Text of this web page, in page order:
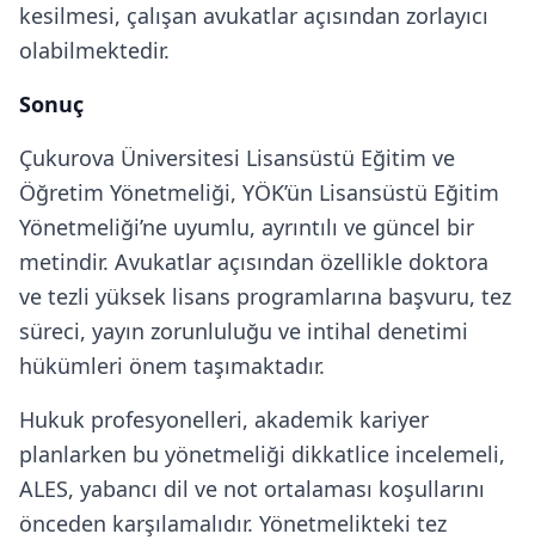
kesilmesi, çalışan avukatlar açısından zorlayıcı
olabilmektedir.
Sonuç
Çukurova Üniversitesi Lisansüstü Eğitim ve
Öğretim Yönetmeliği, YÖK’ün Lisansüstü Eğitim
Yönetmeliği’ne uyumlu, ayrıntılı ve güncel bir
metindir. Avukatlar açısından özellikle doktora
ve tezli yüksek lisans programlarına başvuru, tez
süreci, yayın zorunluluğu ve intihal denetimi
hükümleri önem taşımaktadır.
Hukuk profesyonelleri, akademik kariyer
planlarken bu yönetmeliği dikkatlice incelemeli,
ALES, yabancı dil ve not ortalaması koşullarını
önceden karşılamalıdır. Yönetmelikteki tez